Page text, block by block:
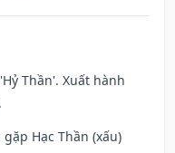
Thần'. Xuất hành
Hạc Thần (xấu)